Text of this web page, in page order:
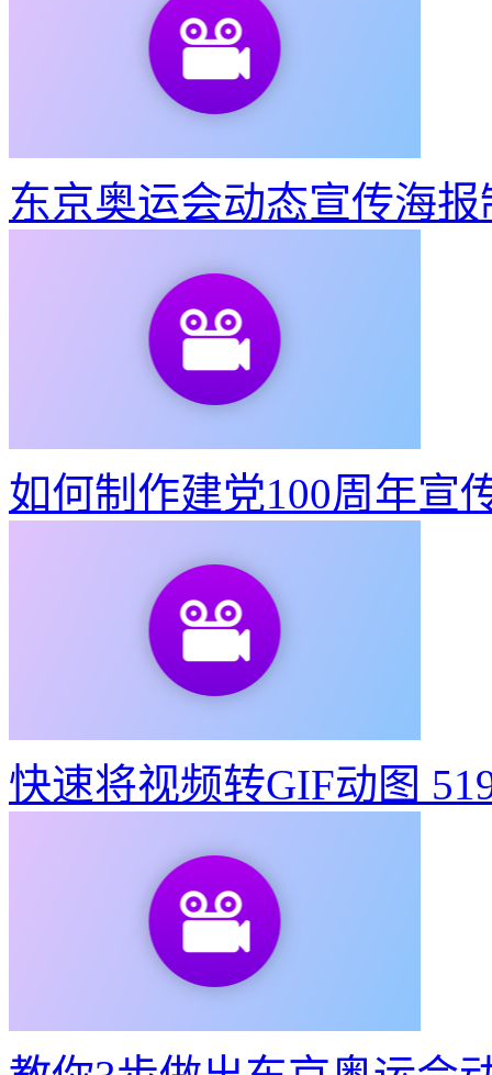
东京奥运会动态宣传海
如何制作建党100周年宣
快速将视频转GIF动图